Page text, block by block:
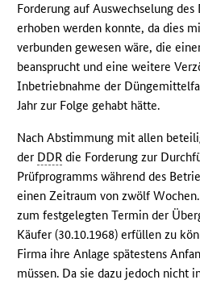
Forderung auf Auswechselung
erhoben werden konnte, da dies
verbunden gewesen wäre, die
beansprucht und eine weitere
Inbetriebnahme der
Jahr zur Folge gehabt hätte.
Nach Abstimmung mit allen
der DDR die Forderung zur
Prüfprogramms während des
einen Zeitraum von zwölf
zum festgelegten Termin der
Käufer (30.10.1968) erfüllen zu
Firma ihre Anlage spätestens
müssen. Da sie dazu jedoch nicht